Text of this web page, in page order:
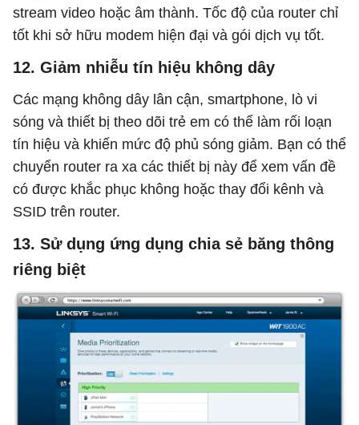
stream video hoặc âm thành. Tốc độ của router chỉ
tốt khi sở hữu modem hiện đại và gói dịch vụ tốt.
12. Giảm nhiễu tín hiệu không dây
Các mạng không dây lân cận, smartphone, lò vi
sóng và thiết bị theo dõi trẻ em có thể làm rối loạn
tín hiệu và khiến mức độ phủ sóng giảm. Bạn có thể
chuyển router ra xa các thiết bị này để xem vấn đề
có được khắc phục không hoặc thay đổi kênh và
SSID trên router.
13. Sử dụng ứng dụng chia sẻ băng thông
riêng biệt